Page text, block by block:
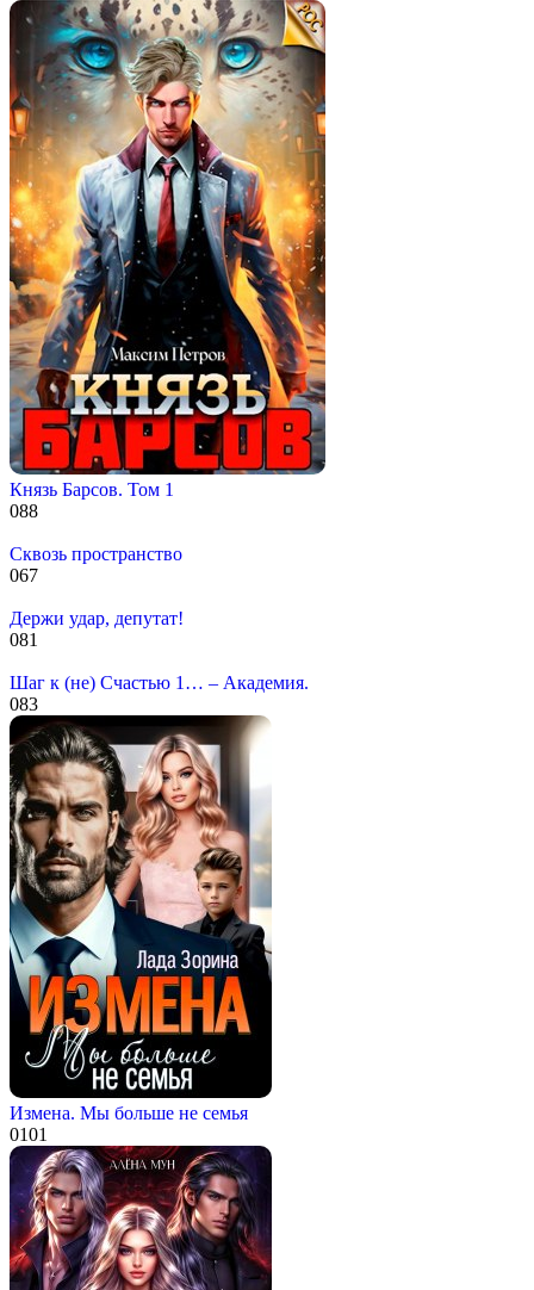
Князь Барсов. Том 1
088
Сквозь пространство
067
Держи удар, депутат!
081
Шаг к (не) Счастью 1… – Академия.
083
Измена. Мы больше не семья
0101